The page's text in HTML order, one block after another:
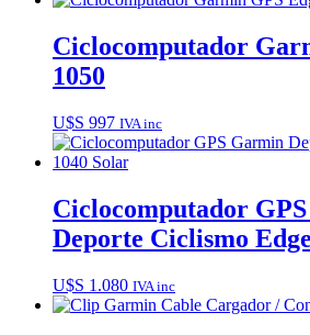
Ciclocomputador
1050
U$S 997 IVA inc
Ciclocomputador
Deporte Ciclismo
U$S 1.080 IVA inc